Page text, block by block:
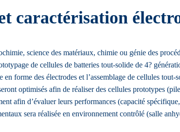
caractérisation
science des matériaux, chimie ou génie des
de cellules de batteries tout-solide de 4?
forme des électrodes et l’assemblage de cellules
optimisés afin de réaliser des cellules prototypes
afin d’évaluer leurs performances (capacité
sera réalisée en environnement contrôlé (salle